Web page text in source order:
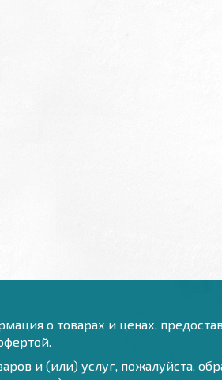
о товарах и ценах,
и (или) услуг, пожалуйста,